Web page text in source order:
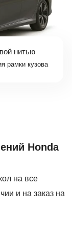
нитью
рамки кузова
Honda
на все
и на заказ на